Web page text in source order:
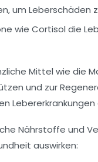
um Leberschäden
wie Cortisol die
Mittel wie die
und zur
Nährstoffe und
auswirken: